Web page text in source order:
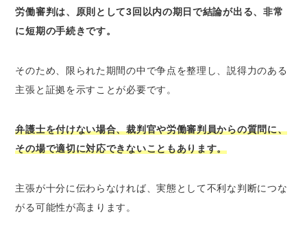
労働審判は、原則として3回以内の期日で結論が出る、非常
に短期の手続きです。
そのため、限られた期間の中で争点を整理し、説得力のある
主張と証拠を示すことが必要です。
弁護士を付けない場合、裁判官や労働審判員からの質問に、
その場で適切に対応できないこともあります。
主張が十分に伝わらなければ、実態として不利な判断につな
がる可能性が高まります。